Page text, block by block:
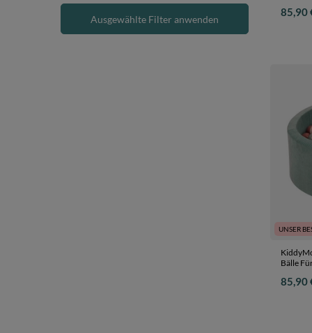
Ausgewählte Filter anwenden
90 x 30
85,90
UNSER
Bälle
90 x 30
85,90